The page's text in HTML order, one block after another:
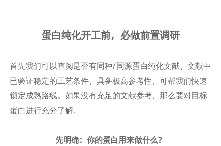
蛋白纯化开工前，必做前置调研
首先我们可以查阅是否有同种/同源蛋白纯化文献，文献中
已验证稳定的工艺条件，具备极高参考性，可帮我们快速
锁定成熟路线。如果没有充足的文献参考，那么要对目标
蛋白进行充分了解。
先明确：你的蛋白用来做什么？